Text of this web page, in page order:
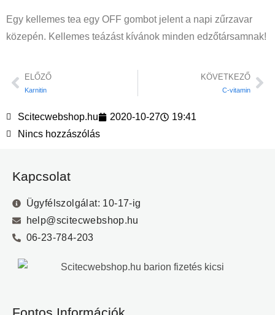
Egy kellemes tea egy OFF gombot jelent a napi zűrzavar
közepén. Kellemes teázást kívánok minden edzőtársamnak!
ELŐZŐ
Karnitin
KÖVETKEZŐ
C-vitamin
Scitecwebshop.hu 2020-10-27
19:41
Nincs hozzászólás
Kapcsolat
Ügyfélszolgálat: 10-17-ig
help@scitecwebshop.hu
06-23-784-203